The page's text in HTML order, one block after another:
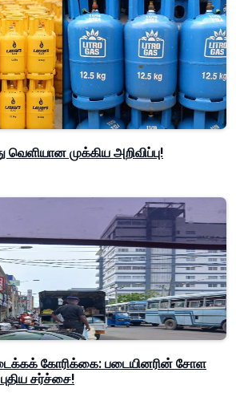
வெளியான முக்கிய அறிவிப்பு!
கோரிக்கை: படையினரின் சோள
சர்ச்சை!